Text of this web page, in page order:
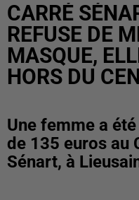
CARRÉ
REFUSE DE
MASQUE,
HORS DU
Une femme a
de 135 euros au
Sénart, à